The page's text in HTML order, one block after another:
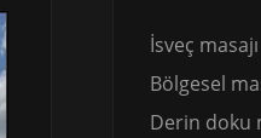
İsveç masajı
Bölgesel
Derin doku